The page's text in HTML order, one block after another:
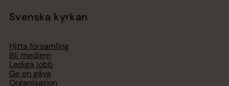
Svenska kyrkan
Hitta församling
Bli medlem
Lediga jobb
Ge en gåva
Organisation